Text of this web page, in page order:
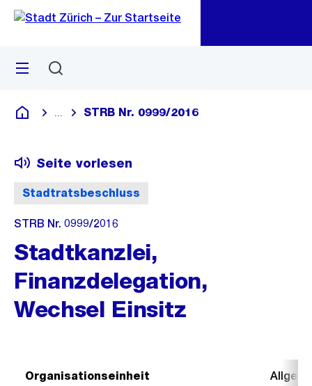
Navigation
Sprunglink
Menü
Deutsch
Blende alle Breadcrumbs ein
STRB Nr. 0999/2016
Stadtratsbeschluss
Seite vorlesen
STRB Nr. 0999/2016
Stadtkanzlei,
Finanzdelegation,
Wechsel Einsitz
Organisationseinheit